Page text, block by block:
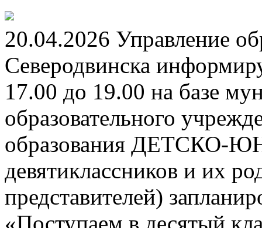
20.04.2026 Управление
Северодвинска
17.00 до 19.00 на базе
образовательного
образования
девятиклассников и их
представителей)